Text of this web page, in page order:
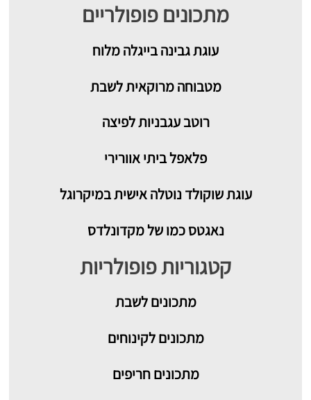
מתכונים פופולריים
עוגת גבינה בייגלה מלוח
מטבוחה מרוקאית לשבת
רוטב עגבניות לפיצה
פלאפל ביתי אוורירי
עוגת שוקולד נוטלה אישית במיקרוגל
נאגטס כמו של מקדונלדס
קטגוריות פופולריות
מתכוניםלשבת
מתכונים לקינוחים
מתכונים חריפים